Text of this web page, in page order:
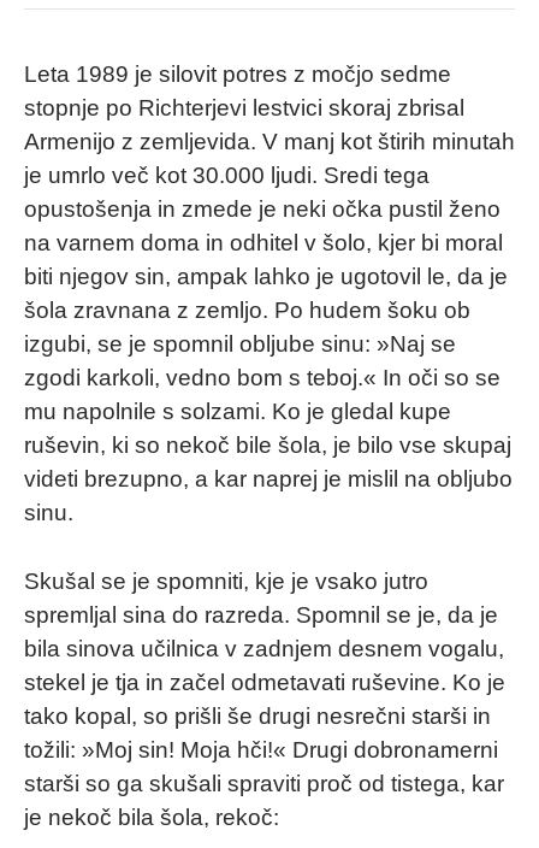
Leta 1989 je silovit potres z močjo sedme
stopnje po Richterjevi lestvici skoraj zbrisal
Armenijo z zemljevida. V manj kot štirih minutah
je umrlo več kot 30.000 ljudi. Sredi tega
opustošenja in zmede je neki očka pustil ženo
na varnem doma in odhitel v šolo, kjer bi moral
biti njegov sin, ampak lahko je ugotovil le, da je
šola zravnana z zemljo. Po hudem šoku ob
izgubi, se je spomnil obljube sinu: »Naj se
zgodi karkoli, vedno bom s teboj.« In oči so se
mu napolnile s solzami. Ko je gledal kupe
ruševin, ki so nekoč bile šola, je bilo vse skupaj
videti brezupno, a kar naprej je mislil na obljubo
sinu.
Skušal se je spomniti, kje je vsako jutro
spremljal sina do razreda. Spomnil se je, da je
bila sinova učilnica v zadnjem desnem vogalu,
stekel je tja in začel odmetavati ruševine. Ko je
tako kopal, so prišli še drugi nesrečni starši in
tožili: »Moj sin! Moja hči!« Drugi dobronamerni
starši so ga skušali spraviti proč od tistega, kar
je nekoč bila šola, rekoč: